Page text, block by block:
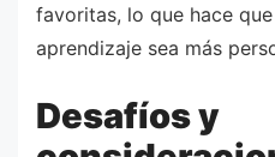
favoritas, lo que hace
aprendizaje sea más
Desafíos y